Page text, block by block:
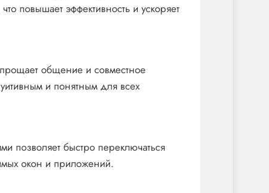
повышает эффективность и ускоряет
общение и совместное
и понятным для всех
позволяет быстро переключаться
окон и приложений.